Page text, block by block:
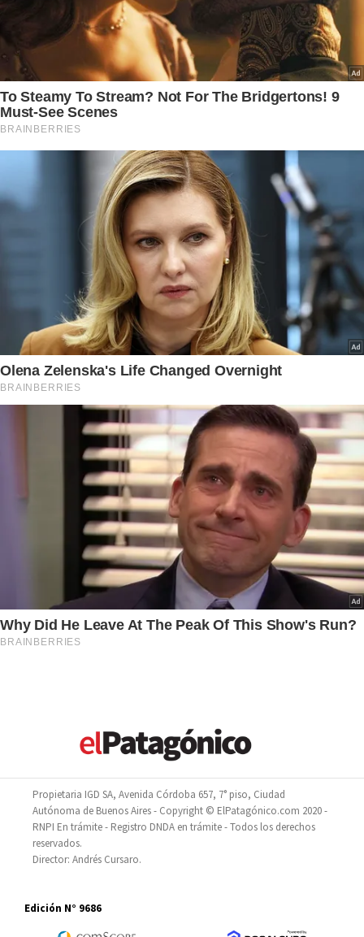
Propietaria IGD SA, Avenida Córdoba 657, 7° piso, Ciudad
Autónoma de Buenos Aires - Copyright © ElPatagónico.com 2020 -
RNPI En trámite - Registro DNDA en trámite - Todos los derechos
reservados.
Director: Andrés Cursaro.
Edición N° 9686